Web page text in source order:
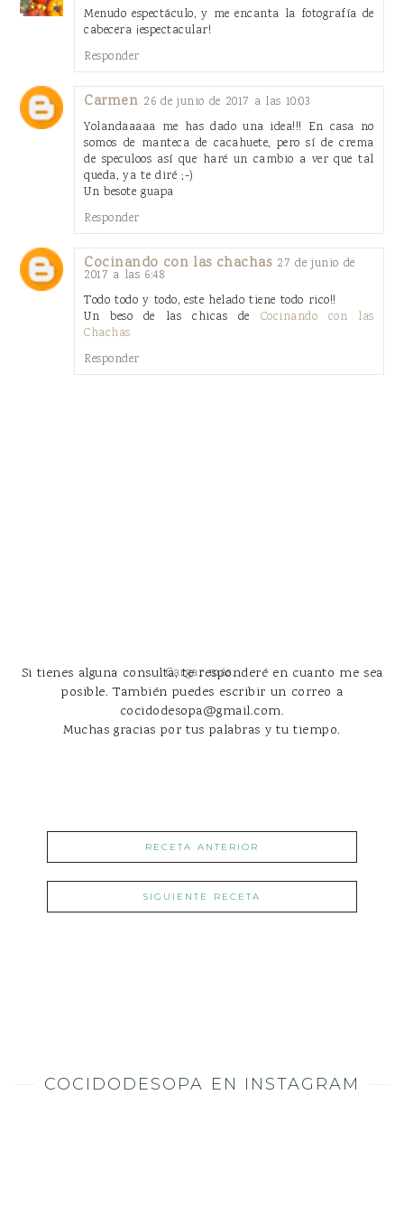
Menudo espectáculo, y me encanta la fotografía de
cabecera ¡espectacular!
Responder
Carmen 26 de junio de 2017 a las 10:03
Yolandaaaaa me has dado una idea!!! En casa no
somos de manteca de cacahuete, pero sí de crema
de speculoos así que haré un cambio a ver que tal
queda, ya te diré ;-)
Un besote guapa
Responder
Cocinando con las chachas 27 de junio de
2017 a las 6:48
Todo todo y todo, este helado tiene todo rico!!
Un beso de las chicas de Cocinando con las
Chachas
Responder
Cargar más...
Si tienes alguna consulta, te responderé en cuanto me sea
posible. También puedes escribir un correo a
cocidodesopa@gmail.com.
Muchas gracias por tus palabras y tu tiempo.
RECETA ANTERIOR
SIGUIENTE RECETA
COCIDODESOPA EN INSTAGRAM